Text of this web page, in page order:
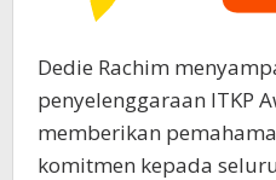
Dedie Rachim
penyelenggaraan ITKP
memberikan
komitmen kepada